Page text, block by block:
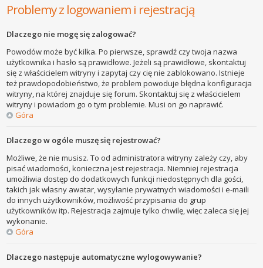
Problemy z logowaniem i rejestracją
Dlaczego nie mogę się zalogować?
Powodów może być kilka. Po pierwsze, sprawdź czy twoja nazwa
użytkownika i hasło są prawidłowe. Jeżeli są prawidłowe, skontaktuj
się z właścicielem witryny i zapytaj czy cię nie zablokowano. Istnieje
też prawdopodobieństwo, że problem powoduje błędna konfiguracja
witryny, na której znajduje się forum. Skontaktuj się z właścicielem
witryny i powiadom go o tym problemie. Musi on go naprawić.
Góra
Dlaczego w ogóle muszę się rejestrować?
Możliwe, że nie musisz. To od administratora witryny zależy czy, aby
pisać wiadomości, konieczna jest rejestracja. Niemniej rejestracja
umożliwia dostęp do dodatkowych funkcji niedostępnych dla gości,
takich jak własny awatar, wysyłanie prywatnych wiadomości i e-maili
do innych użytkowników, możliwość przypisania do grup
użytkowników itp. Rejestracja zajmuje tylko chwilę, więc zaleca się jej
wykonanie.
Góra
Dlaczego następuje automatyczne wylogowywanie?